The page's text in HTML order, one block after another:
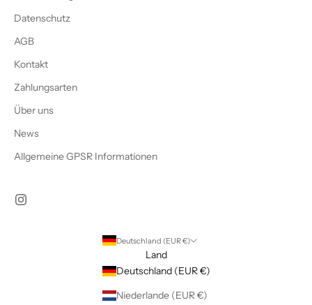
Datenschutz
AGB
Kontakt
Zahlungsarten
Über uns
News
Allgemeine GPSR Informationen
Deutschland (EUR €)
Land
Deutschland (EUR €)
Niederlande (EUR €)